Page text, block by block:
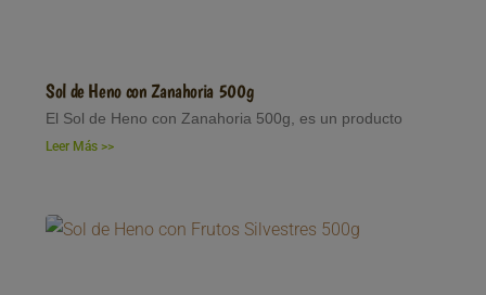
Sol de Heno con Zanahoria 500g
El Sol de Heno con Zanahoria 500g, es un producto
Leer Más >>